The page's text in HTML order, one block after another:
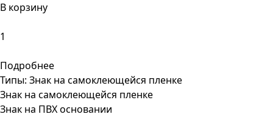
В корзину
Подробнее
Типы: Знак на самоклеющейся пленке
Знак на самоклеющейся пленке
Знак на ПВХ основании